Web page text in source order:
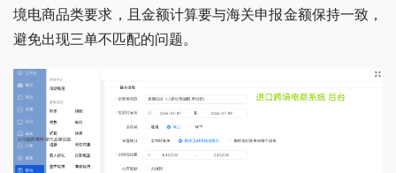
境电商品类要求，且金额计算要与海关申报金额保持一致，
避免出现三单不匹配的问题。